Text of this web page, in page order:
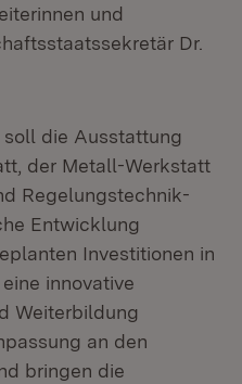
und
Dr.
die Ausstattung
der Metall-Werkstatt
Regelungstechnik-
Entwicklung
Investitionen in
innovative
Weiterbildung
an den
bringen die